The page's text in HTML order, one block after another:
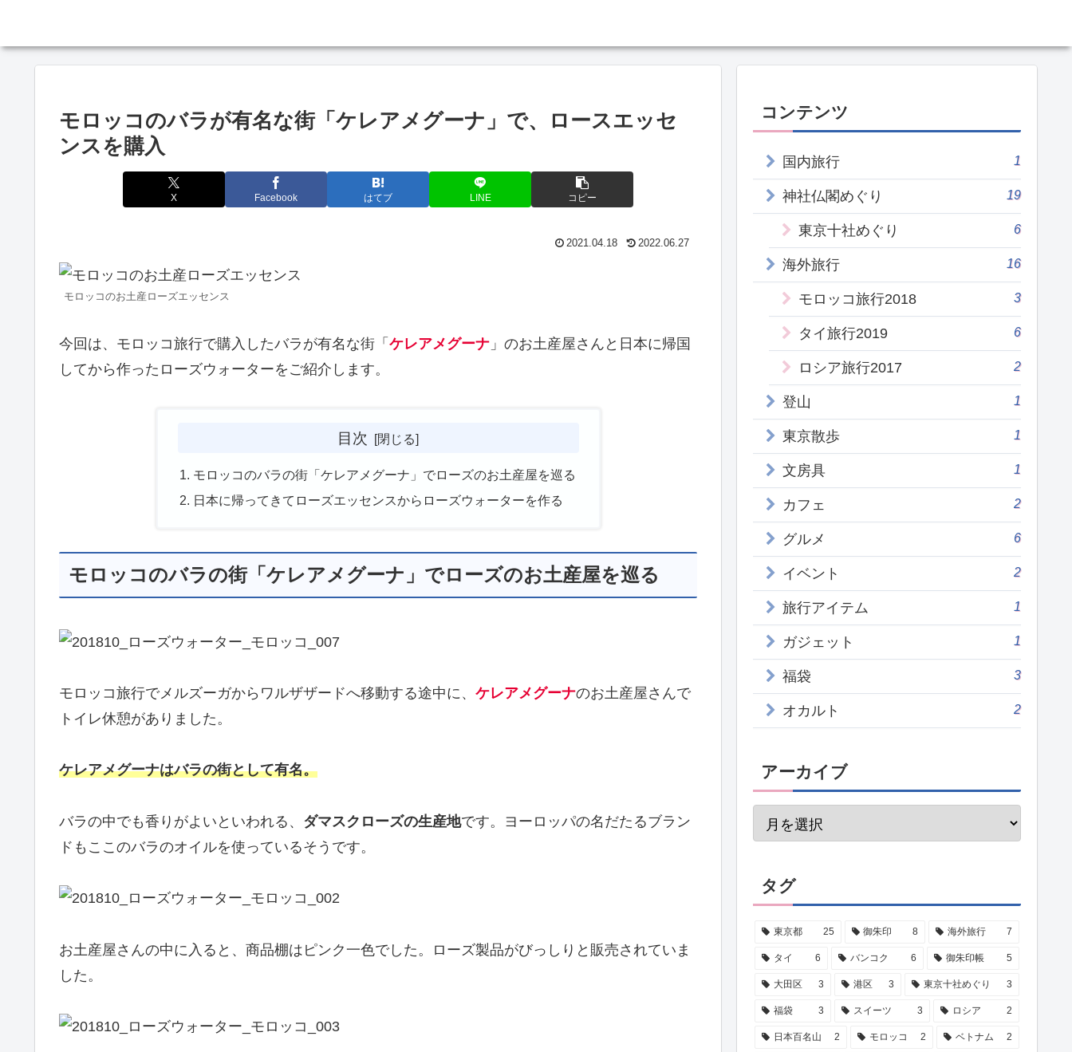
モロッコのバラが有名な街「ケレアメグーナ」で、ロースエッセ
ンスを購入
X Facebook はてブ LINE コピー
2021.04.18 2022.06.27
モロッコのお土産ローズエッセンス
今回は、モロッコ旅行で購入したバラが有名な街「 ケレアメグーナ 」のお土産屋さんと日本に帰国
してから作ったローズウォーターをご紹介します。
目次
モロッコのバラの街「ケレアメグーナ」でローズのお土産屋を巡る
日本に帰ってきてローズエッセンスからローズウォーターを作る
モロッコのバラの街「ケレアメグーナ」でローズのお土産屋を巡る
モロッコ旅行でメルズーガからワルザザードへ移動する途中に、 ケレアメグーナのお土産屋さんで
トイレ休憩がありました。
ケレアメグーナはバラの街として有名。
バラの中でも香りがよいといわれる、 ダマスクローズの生産地です。ヨーロッパの名だたるブラン
ドもここのバラのオイルを使っているそうです。
お土産屋さんの中に入ると、商品棚はピンク一色でした。ローズ製品がびっしりと販売されていま
した。
コンテンツ
国内旅行 1
神社仏閣めぐり 19
東京十社めぐり 6
海外旅行 16
モロッコ旅行2018 3
タイ旅行2019 6
ロシア旅行2017 2
登山 1
東京散歩 1
文房具 1
カフェ 2
グルメ 6
イベント 2
旅行アイテム 1
ガジェット 1
福袋 3
オカルト 2
アーカイブ
タグ
東京都 25 御朱印 8 海外旅行 7
タイ 6 バンコク 6 御朱印帳 5
大田区 3 港区 3 東京十社めぐり 3
福袋 3 スイーツ 3 ロシア 2
日本百名山 2 モロッコ 2 ベトナム 2